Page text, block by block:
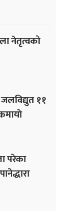
नेतृत्वको
११
परेका